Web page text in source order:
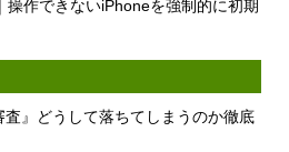
操作できないiPhoneを強制的に初期
』どうして落ちてしまうのか徹底